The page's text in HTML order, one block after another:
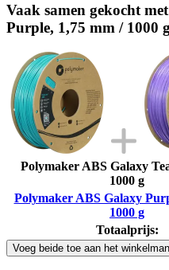
Vaak samen gekocht
Purple, 1,75 mm / 1000 g
Polymaker ABS Galaxy
1000 g
Polymaker ABS Galaxy
1000 g
Totaalprijs:
Voeg beide toe aan het